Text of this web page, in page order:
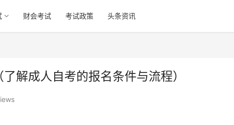
财会考试 考试政策 头条资讯
解成人自考的报名条件与流程）